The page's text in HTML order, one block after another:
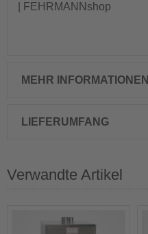
| FEHRMANNshop
MEHR INFORMATIONEN
LIEFERUMFANG
Verwandte Artikel